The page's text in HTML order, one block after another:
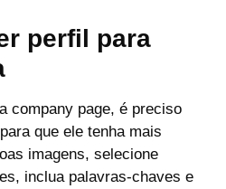
perfil para
company page, é preciso
que ele tenha mais
imagens, selecione
inclua palavras-chaves e